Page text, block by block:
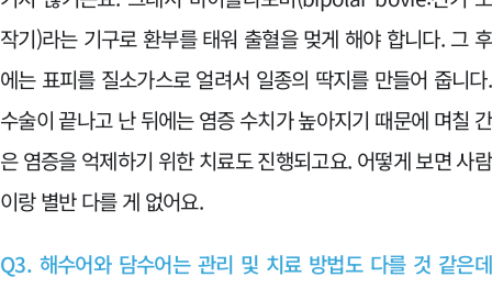
작기)라는 기구로 환부를 태워 출혈을 멎게 해야 합니다. 그 후
에는 표피를 질소가스로 얼려서 일종의 딱지를 만들어 줍니다.
수술이 끝나고 난 뒤에는 염증 수치가 높아지기 때문에 며칠 간
은 염증을 억제하기 위한 치료도 진행되고요. 어떻게 보면 사람
이랑 별반 다를 게 없어요.
Q3. 해수어와 담수어는 관리 및 치료 방법도 다를 것 같은데